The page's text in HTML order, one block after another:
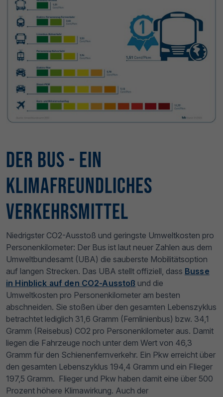
Der Bus - ein
klimafreundliches
Verkehrsmittel
Niedrigster CO2-Ausstoß und geringste Umweltkosten pro
Personenkilometer: Der Bus ist laut neuer Zahlen aus dem
Umweltbundesamt (UBA) die sauberste Mobilitätsoption
auf langen Strecken. Das UBA stellt offiziell, dass Busse
in Hinblick auf den CO2-Ausstoß und die
Umweltkosten pro Personenkilometer am besten
abschneiden. Sie stoßen über den gesamten Lebenszyklus
betrachtet lediglich 31,6 Gramm (Fernlinienbus) bzw. 34,1
Gramm (Reisebus) CO2 pro Personenkilometer aus. Damit
liegen die Fahrzeuge noch unter dem Wert von 46,3
Gramm für den Schienenfernverkehr. Ein Pkw erreicht über
den gesamten Lebenszyklus 194,4 Gramm und ein Flieger
197,5 Gramm. Flieger und Pkw haben damit eine über 500
Prozent höhere Klimawirkung. Auch der